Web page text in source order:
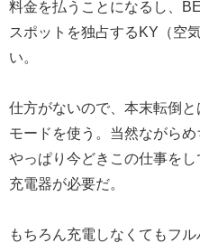
料金を払うことになるし、
スポットを独占するKY（空
い。
仕方がないので、本末転倒
モードを使う。当然ながらめ
やっぱり今どきこの仕事を
充電器が必要だ。
もちろん充電しなくてもフ